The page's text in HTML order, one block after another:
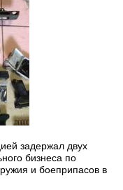
задержал двух
бизнеса по
и боеприпасов в